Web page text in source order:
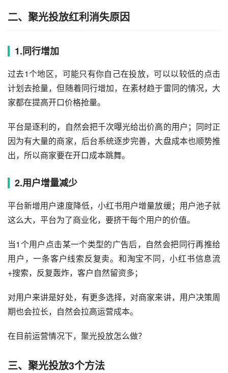
二、聚光投放红利消失原因
1.同行增加
过去1个地区，可能只有你自己在投放，可以以较低的点击
计划去抢量，但随着同行增加，在素材趋于雷同的情况，大
家都在提高开口价格抢量。
平台是逐利的，自然会把千次曝光给出价高的用户；同时正
因为有大量的商家，后台系统逐步完善，大盘成本也顺势推
出，所以商家要在开口成本跳舞。
2.用户增量减少
平台新增用户速度降低， 小红书用户增量放缓；用户池子就
这么大，平台为了商业化，要挤干每个用户的价值。
当1个用户点击某一个类型的广告后，自然会把同行再推给
用户，一条客户线索反复卖。和淘宝不同，小红书信息流
+搜索，反复轰炸，客户自然留资多；
对用户来讲是好处，有更多选择，对商家来讲，用户决策周
期也会拉长，自然会拉高运营成本。
在目前运营情况下，聚光投放怎么做？
三、聚光投放3个方法